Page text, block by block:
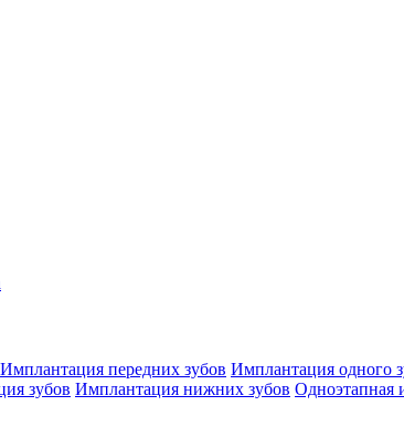
Имплантация передних зубов Имплантация одного
зубов Имплантация нижних зубов Одноэтапная